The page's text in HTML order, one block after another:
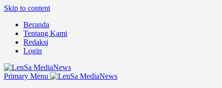
Skip to content
Beranda
Tentang Kami
Redaksi
Login
Primary Menu